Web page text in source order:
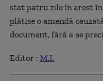
stat patru zile în arest
plătise o amendă
document, fără a se
Editor : M.I.